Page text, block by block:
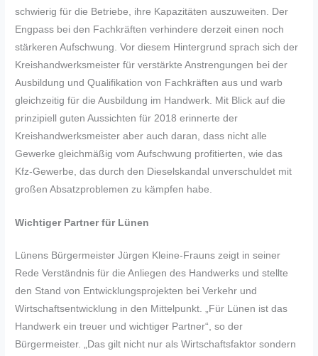
schwierig für die Betriebe, ihre Kapazitäten auszuweiten. Der
Engpass bei den Fachkräften verhindere derzeit einen noch
stärkeren Aufschwung. Vor diesem Hintergrund sprach sich der
Kreishandwerksmeister für verstärkte Anstrengungen bei der
Ausbildung und Qualifikation von Fachkräften aus und warb
gleichzeitig für die Ausbildung im Handwerk. Mit Blick auf die
prinzipiell guten Aussichten für 2018 erinnerte der
Kreishandwerksmeister aber auch daran, dass nicht alle
Gewerke gleichmäßig vom Aufschwung profitierten, wie das
Kfz-Gewerbe, das durch den Dieselskandal unverschuldet mit
großen Absatzproblemen zu kämpfen habe.
Wichtiger Partner für Lünen
Lünens Bürgermeister Jürgen Kleine-Frauns zeigt in seiner
Rede Verständnis für die Anliegen des Handwerks und stellte
den Stand von Entwicklungsprojekten bei Verkehr und
Wirtschaftsentwicklung in den Mittelpunkt. „Für Lünen ist das
Handwerk ein treuer und wichtiger Partner“, so der
Bürgermeister. „Das gilt nicht nur als Wirtschaftsfaktor sondern